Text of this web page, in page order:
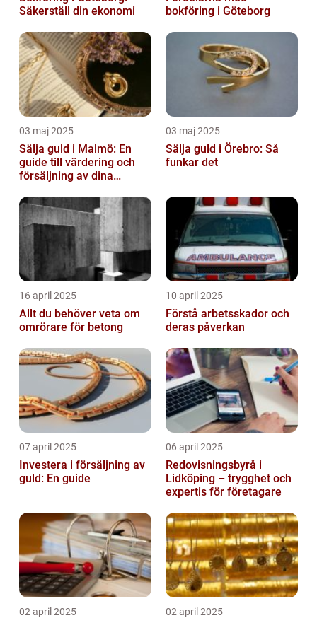
Säkerställ din ekonomi
bokföring i Göteborg
03 maj 2025
Sälja guld i Malmö: En
guide till värdering och
försäljning av dina
03 maj 2025
Sälja guld i Örebro: Så
funkar det
16 april 2025
Allt du behöver veta om
omrörare för betong
10 april 2025
Förstå arbetsskador och
deras påverkan
07 april 2025
Investera i försäljning av
guld: En guide
06 april 2025
Redovisningsbyrå i
Lidköping – trygghet och
expertis för företagare
02 april 2025 02 april 2025